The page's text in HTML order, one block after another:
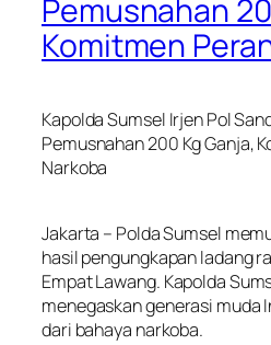
Pemusnahan
Komitmen
Kapolda Sumsel Irjen Pol
Pemusnahan 200 Kg Ganja,
Narkoba
Jakarta – Polda Sumsel
hasil pengungkapan ladang
Empat Lawang. Kapolda
menegaskan generasi muda
dari bahaya narkoba.